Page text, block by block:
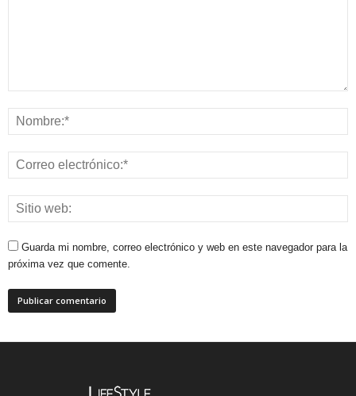
Guarda mi nombre, correo electrónico y web en este navegador para la
próxima vez que comente.